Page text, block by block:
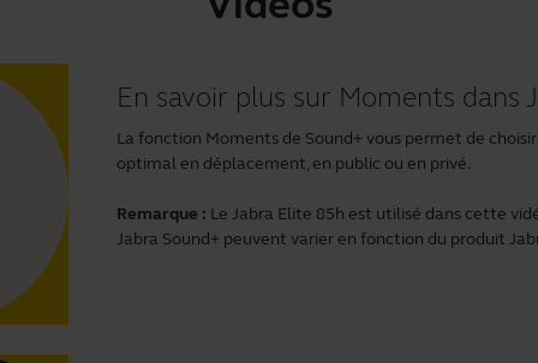
En savoir plus sur Moments dans
La fonction Moments de Sound+ vous permet de
optimal en déplacement, en public ou en privé.
Remarque : Le Jabra Elite 85h est utilisé dans cette
Jabra Sound+ peuvent varier en fonction du produit